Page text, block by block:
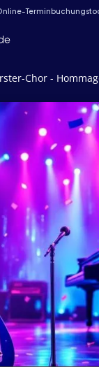
Chor - Hommage